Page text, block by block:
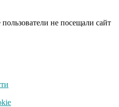
не посещали сайт